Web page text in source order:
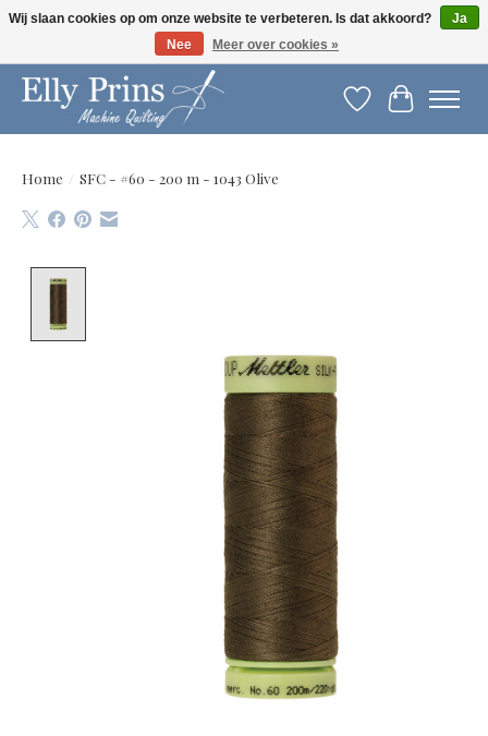
Let op: gewijzigde openingstijden!
Verlanglijst
Home / SFC - #60 - 200 m - 1043 Olive
Wij slaan cookies op om onze website te verbeteren. Is dat akkoord?
Ja
Nee
Meer over cookies »